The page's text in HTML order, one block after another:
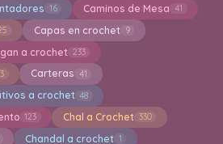
16 Caminos de Mesa 41
Capas en crochet 9
a crochet 233
Carteras 41
a crochet 48
123 Chal a Crochet 330
Chandal a crochet 1